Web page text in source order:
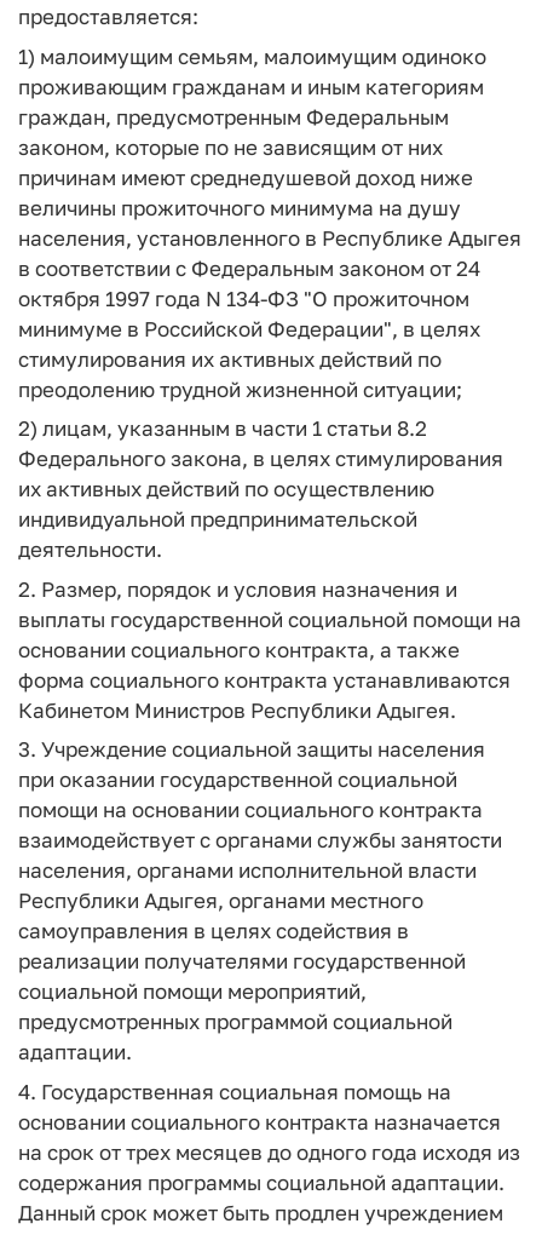
предоставляется:
1) малоимущим семьям, малоимущим одиноко
проживающим гражданам и иным категориям
граждан, предусмотренным Федеральным
законом, которые по не зависящим от них
причинам имеют среднедушевой доход ниже
величины прожиточного минимума на душу
населения, установленного в Республике Адыгея
в соответствии с Федеральным законом от 24
октября 1997 года N 134-ФЗ "О прожиточном
минимуме в Российской Федерации", в целях
стимулирования их активных действий по
преодолению трудной жизненной ситуации;
2) лицам, указанным в части 1 статьи 8.2
Федерального закона, в целях стимулирования
их активных действий по осуществлению
индивидуальной предпринимательской
деятельности.
2. Размер, порядок и условия назначения и
выплаты государственной социальной помощи на
основании социального контракта, а также
форма социального контракта устанавливаются
Кабинетом Министров Республики Адыгея.
3. Учреждение социальной защиты населения
при оказании государственной социальной
помощи на основании социального контракта
взаимодействует с органами службы занятости
населения, органами исполнительной власти
Республики Адыгея, органами местного
самоуправления в целях содействия в
реализации получателями государственной
социальной помощи мероприятий,
предусмотренных программой социальной
адаптации.
4. Государственная социальная помощь на
основании социального контракта назначается
на срок от трех месяцев до одного года исходя из
содержания программы социальной адаптации.
Данный срок может быть продлен учреждением